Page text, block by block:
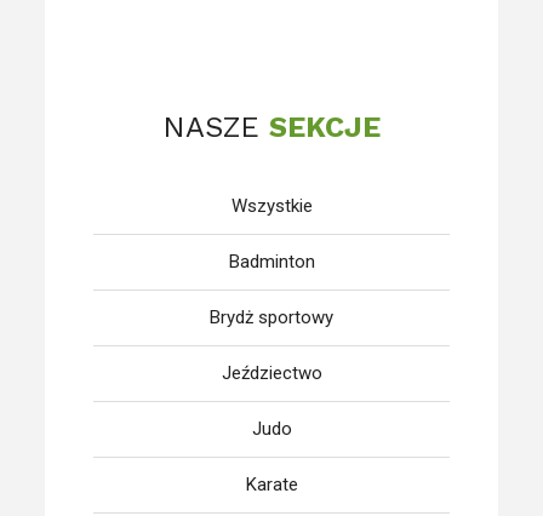
NASZE SEKCJE
Wszystkie
Badminton
Brydż sportowy
Jeździectwo
Judo
Karate